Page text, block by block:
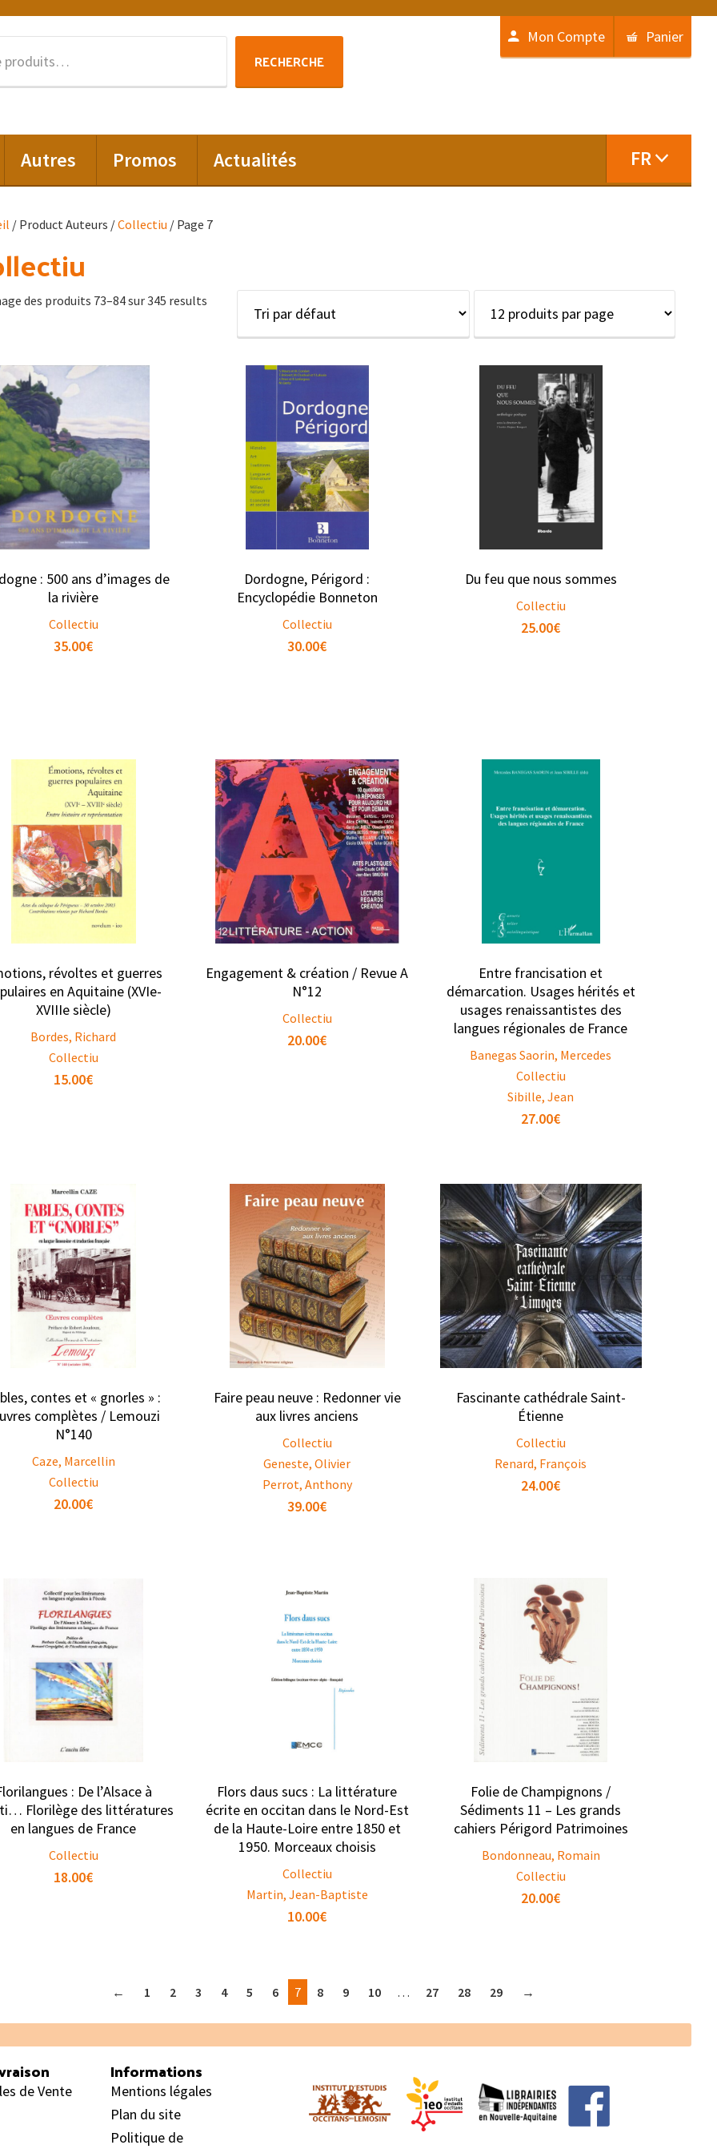
RECHERCHE
Mon Compte Panier
Autres Promos Actualités FR
/ Product Auteurs /Collectiu / Page 7
des produits 73–84 sur 345 results
: 500 ans d’images de
la rivière
Collectiu
35.00€
Dordogne, Périgord :
Encyclopédie Bonneton
Collectiu
30.00€
Du feu que nous sommes
Collectiu
25.00€
révoltes et guerres
en Aquitaine (XVIe-
XVIIIe siècle)
Bordes, Richard
Collectiu
15.00€
Engagement & création / Revue A
N°12
Collectiu
20.00€
Entre francisation et
démarcation. Usages hérités et
usages renaissantistes des
langues régionales de France
Banegas Saorin, Mercedes
Collectiu
Sibille, Jean
27.00€
contes et « gnorles » :
complètes / Lemouzi
N°140
Caze, Marcellin
Collectiu
20.00€
Faire peau neuve : Redonner vie
aux livres anciens
Collectiu
Geneste, Olivier
Perrot, Anthony
39.00€
Fascinante cathédrale Saint-
Étienne
Collectiu
Renard, François
24.00€
: De l’Alsace à
Florilège des littératures
en langues de France
Collectiu
18.00€
Flors daus sucs : La littérature
écrite en occitan dans le Nord-Est
de la Haute-Loire entre 1850 et
1950. Morceaux choisis
Collectiu
Martin, Jean-Baptiste
10.00€
Folie de Champignons /
Sédiments 11 – Les grands
cahiers Périgord Patrimoines
Bondonneau, Romain
Collectiu
20.00€
← 1 2 3 4 5 6 7 8 9 10 … 27 28 29 →
de Vente
Informations
Mentions légales
Plan du site
Politique de